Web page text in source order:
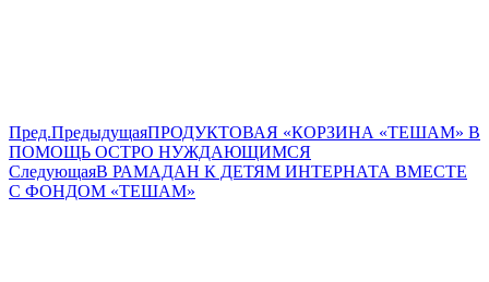
Пред.ПредыдущаяПРОДУКТОВАЯ «КОРЗИНА «ТЕШАМ» В
ПОМОЩЬ ОСТРО НУЖДАЮЩИМСЯ
СледующаяВ РАМАДАН К ДЕТЯМ ИНТЕРНАТА ВМЕСТЕ
С ФОНДОМ «ТЕШАМ»